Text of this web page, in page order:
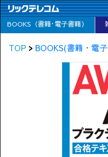
BOOKS（書籍･電子書籍）
TOP > BOOKS(書籍・電